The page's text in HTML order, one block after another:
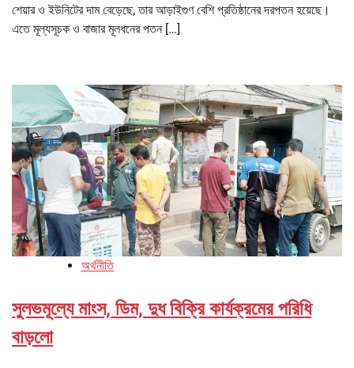
শেয়ার ও ইউনিটের দাম বেড়েছে, তার আড়াইগুণ বেশি প্রতিষ্ঠানের দরপতন হয়েছে।
এতে মূল্যসূচক ও বাজার মূলধনের পতন […]
অর্থনীতি
সুলভমূল্যে মাংস, ডিম, দুধ বিক্রি কার্যক্রমের পরিধি
বাড়লো